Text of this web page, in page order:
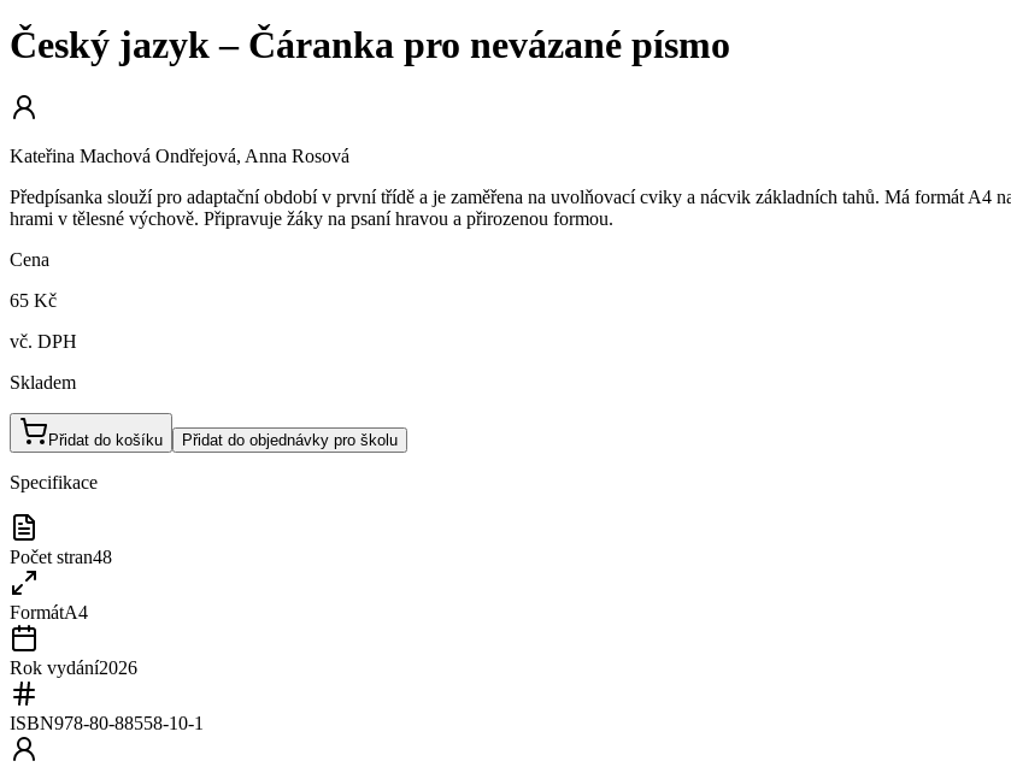
Český jazyk – Čáranka pro nevázané písmo
Kateřina Machová Ondřejová, Anna Rosová
Předpísanka slouží pro adaptační období v první třídě a je zaměřena na uvolňovací cviky a nácvik základních tahů. Má formát A4
hrami v tělesné výchově. Připravuje žáky na psaní hravou a přirozenou formou.
Cena
65 Kč
vč. DPH
Skladem
Přidat do košíku Přidat do objednávky pro školu
Specifikace
Počet stran48
FormátA4
Rok vydání2026
ISBN978-80-88558-10-1